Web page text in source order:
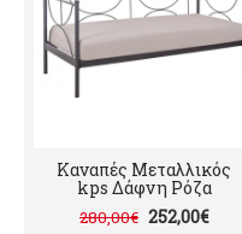
Καναπές Μεταλλικός
kps Δάφνη Ρόζα
280,00€ 252,00€